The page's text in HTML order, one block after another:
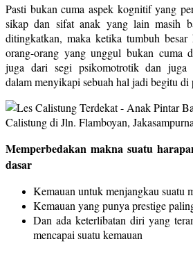
Pasti bukan cuma aspek kognitif yang
sikap dan sifat anak yang lain masih
ditingkatkan, maka ketika tumbuh
orang-orang yang unggul bukan cuma
juga dari segi psikomotrotik dan juga
dalam menyikapi sebuah hal jadi begitu di
Memperbedakan makna suatu
dasar
Kemauan untuk menjangkau suatu
Kemauan yang punya prestige
Dan ada keterlibatan diri yang
mencapai suatu kemauan